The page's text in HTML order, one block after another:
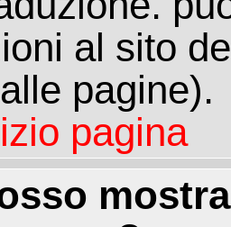
al sito
pagine).
pagina